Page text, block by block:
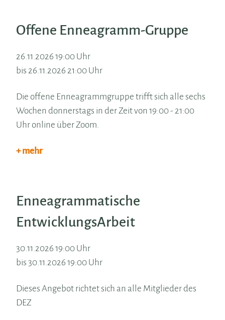
Offene Enneagramm-Gruppe
26.11.2026 19:00 Uhr
bis 26.11.2026 21:00 Uhr
Die offene Enneagrammgruppe trifft sich alle sechs
Wochen donnerstags in der Zeit von 19:00 - 21:00
Uhr online über Zoom.
+ mehr
Enneagrammatische
EntwicklungsArbeit
30.11.2026 19:00 Uhr
bis 30.11.2026 19:00 Uhr
Dieses Angebot richtet sich an alle Mitglieder des
DEZ